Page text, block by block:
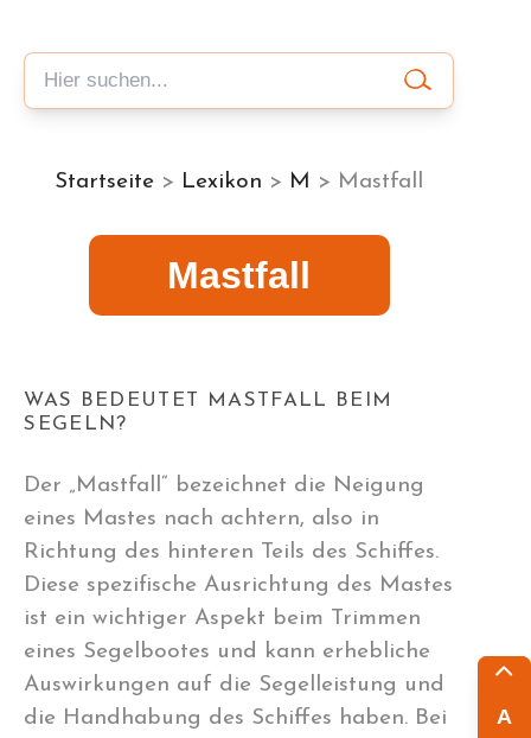
A
Startseite > Lexikon > M > Mastfall
Mastfall
WAS BEDEUTET MASTFALL BEIM
SEGELN?
Der „Mastfall“ bezeichnet die Neigung
eines Mastes nach achtern, also in
Richtung des hinteren Teils des Schiffes.
Diese spezifische Ausrichtung des Mastes
ist ein wichtiger Aspekt beim Trimmen
eines Segelbootes und kann erhebliche
Auswirkungen auf die Segelleistung und
die Handhabung des Schiffes haben. Bei